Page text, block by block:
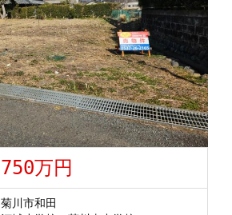
750万円
菊川市和田